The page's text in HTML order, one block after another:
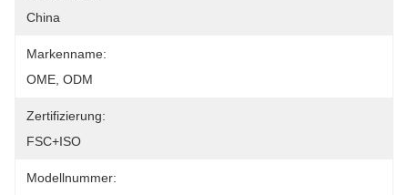
China
Markenname:
OME, ODM
Zertifizierung:
FSC+ISO
Modellnummer: